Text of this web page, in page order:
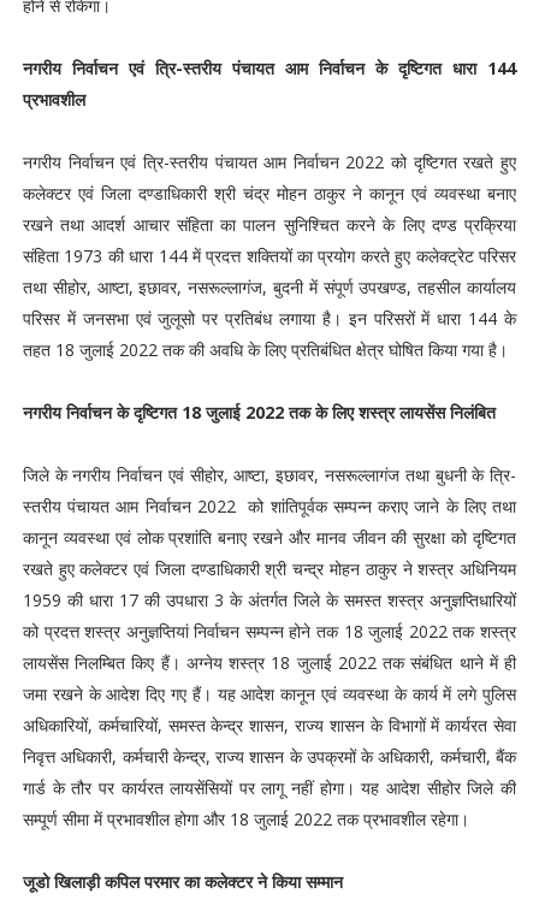
होने से रोकेगा।
नगरीय निर्वाचन एवं त्रि-स्तरीय पंचायत आम निर्वाचन के दृष्टिगत धारा 144
प्रभावशील
नगरीय निर्वाचन एवं त्रि-स्तरीय पंचायत आम निर्वाचन 2022 को दृष्टिगत रखते हुए
कलेक्टर एवं जिला दण्डाधिकारी श्री चंद्र मोहन ठाकुर ने कानून एवं व्यवस्था बनाए
रखने तथा आदर्श आचार संहिता का पालन सुनिश्चित करने के लिए दण्ड प्रक्रिया
संहिता 1973 की धारा 144 में प्रदत्त शक्तियों का प्रयोग करते हुए कलेक्ट्रेट परिसर
तथा सीहोर, आष्टा, इछावर, नसरूल्लागंज, बुदनी में संपूर्ण उपखण्ड, तहसील कार्यालय
परिसर में जनसभा एवं जुलूसो पर प्रतिबंध लगाया है। इन परिसरों में धारा 144 के
तहत 18 जुलाई 2022 तक की अवधि के लिए प्रतिबंधित क्षेत्र घोषित किया गया है।
नगरीय निर्वाचन के दृष्टिगत 18 जुलाई 2022 तक के लिए शस्त्र लायसेंस निलंबित
जिले के नगरीय निर्वाचन एवं सीहोर, आष्टा, इछावर, नसरूल्लागंज तथा बुधनी के त्रि-
स्तरीय पंचायत आम निर्वाचन 2022 को शांतिपूर्वक सम्पन्न कराए जाने के लिए तथा
कानून व्यवस्था एवं लोक प्रशांति बनाए रखने और मानव जीवन की सुरक्षा को दृष्टिगत
रखते हुए कलेक्टर एवं जिला दण्डाधिकारी श्री चन्द्र मोहन ठाकुर ने शस्त्र अधिनियम
1959 की धारा 17 की उपधारा 3 के अंतर्गत जिले के समस्त शस्त्र अनुज्ञप्तिधारियों
को प्रदत्त शस्त्र अनुज्ञप्तियां निर्वाचन सम्पन्न होने तक 18 जुलाई 2022 तक शस्त्र
लायसेंस निलम्बित किए हैं। अग्नेय शस्त्र 18 जुलाई 2022 तक संबंधित थाने में ही
जमा रखने के आदेश दिए गए हैं। यह आदेश कानून एवं व्यवस्था के कार्य में लगे पुलिस
अधिकारियों, कर्मचारियों, समस्त केन्द्र शासन, राज्य शासन के विभागों में कार्यरत सेवा
निवृत्त अधिकारी, कर्मचारी केन्द्र, राज्य शासन के उपक्रमों के अधिकारी, कर्मचारी, बैंक
गार्ड के तौर पर कार्यरत लायसेंसियों पर लागू नहीं होगा। यह आदेश सीहोर जिले की
सम्पूर्ण सीमा में प्रभावशील होगा और 18 जुलाई 2022 तक प्रभावशील रहेगा।
जूडो खिलाड़ी कपिल परमार का कलेक्टर ने किया सम्मान